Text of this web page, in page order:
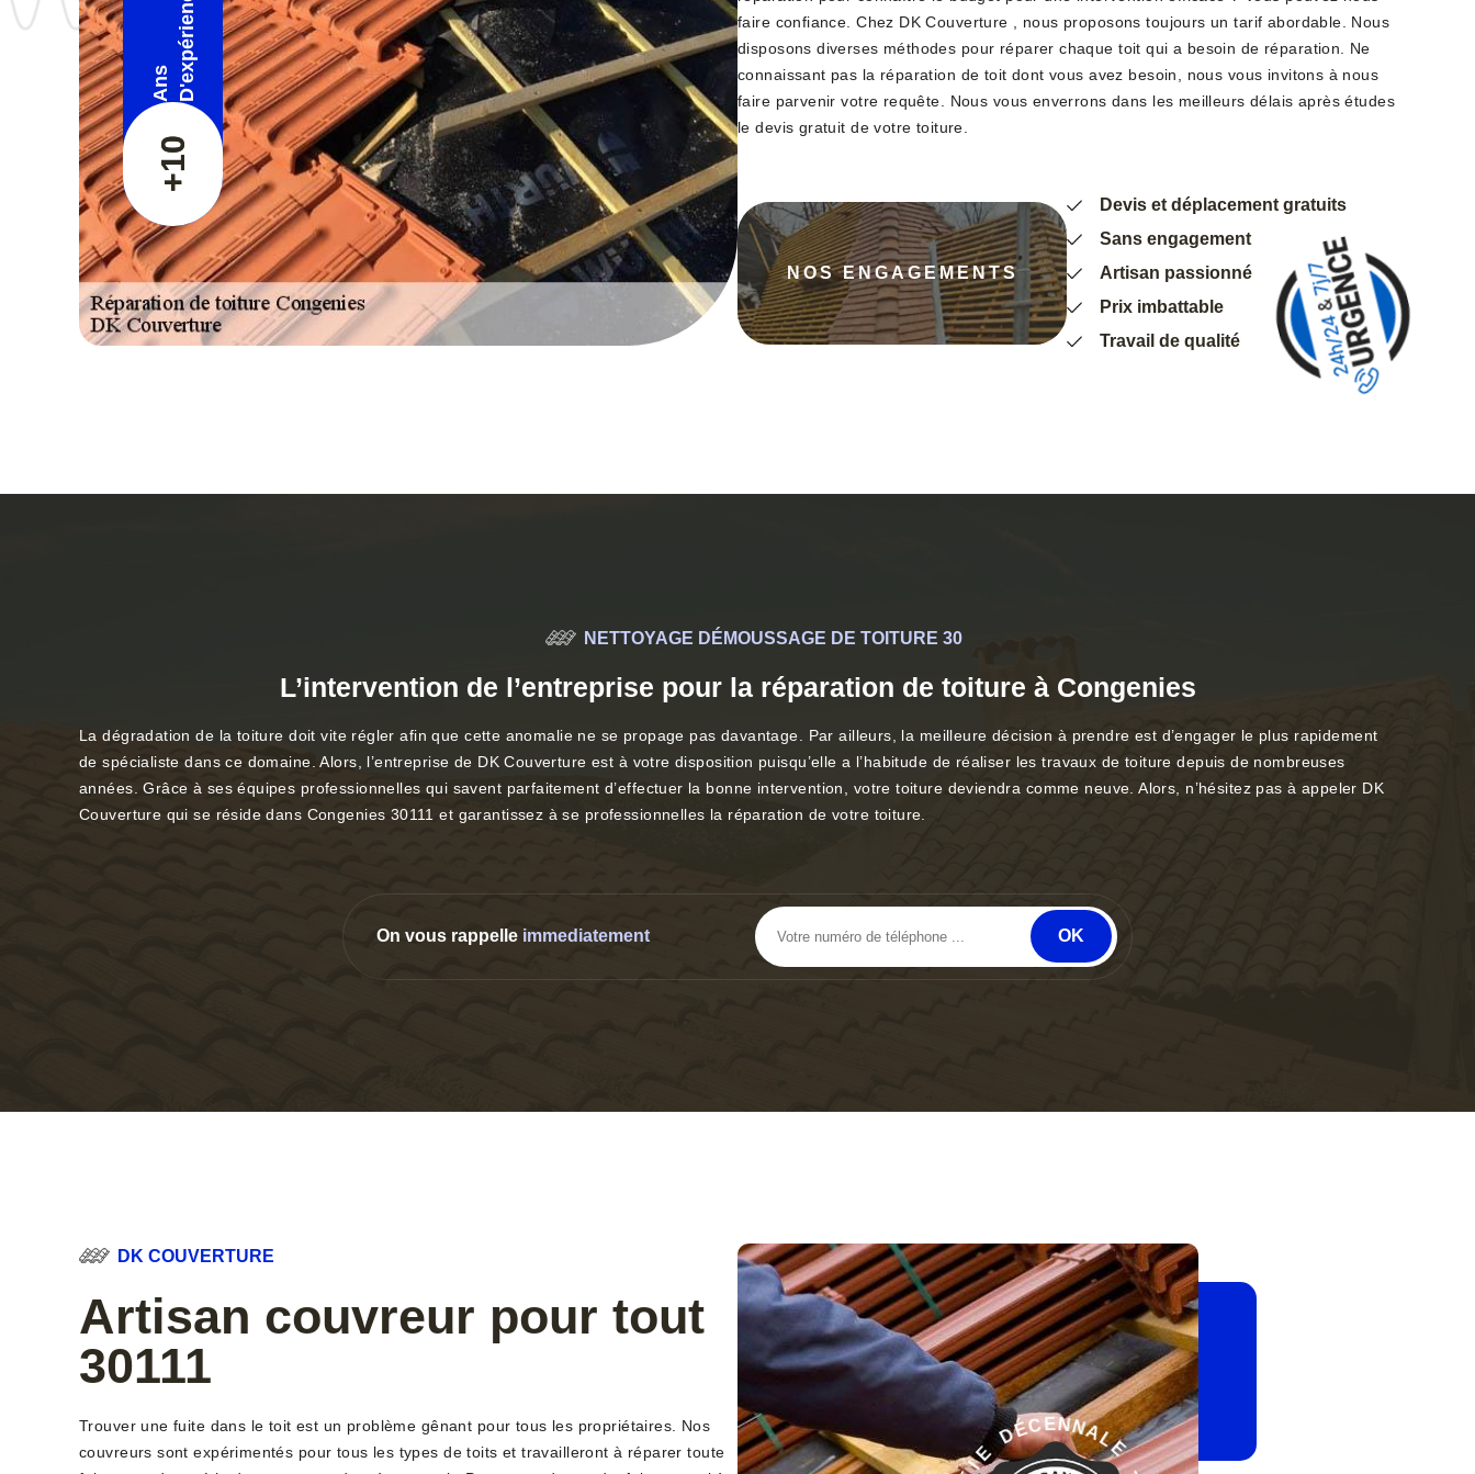
+10
Ans D'expérience
faire confiance. Chez DK Couverture , nous proposons toujours un tarif abordable. Nous
disposons diverses méthodes pour réparer chaque toit qui a besoin de réparation. Ne
connaissant pas la réparation de toit dont vous avez besoin, nous vous invitons à nous
faire parvenir votre requête. Nous vous enverrons dans les meilleurs délais après études
le devis gratuit de votre toiture.
NOS ENGAGEMENTS
Devis et déplacement gratuits
Sans engagement
Artisan passionné
Prix imbattable
Travail de qualité
NETTOYAGE DÉMOUSSAGE DE TOITURE 30
L’intervention de l’entreprise pour la réparation de toiture à Congenies
La dégradation de la toiture doit vite régler afin que cette anomalie ne se propage pas davantage. Par ailleurs, la meilleure décision à prendre est d’engager le plus rapidement
de spécialiste dans ce domaine. Alors, l’entreprise de DK Couverture est à votre disposition puisqu’elle a l’habitude de réaliser les travaux de toiture depuis de nombreuses
années. Grâce à ses équipes professionnelles qui savent parfaitement d’effectuer la bonne intervention, votre toiture deviendra comme neuve. Alors, n’hésitez pas à appeler DK
Couverture qui se réside dans Congenies 30111 et garantissez à se professionnelles la réparation de votre toiture.
On vous rappelle immediatement
DK COUVERTURE
Artisan couvreur pour tout
30111
Trouver une fuite dans le toit est un problème gênant pour tous les propriétaires. Nos
couvreurs sont expérimentés pour tous les types de toits et travailleront à réparer toute
E
NNALE - GARA